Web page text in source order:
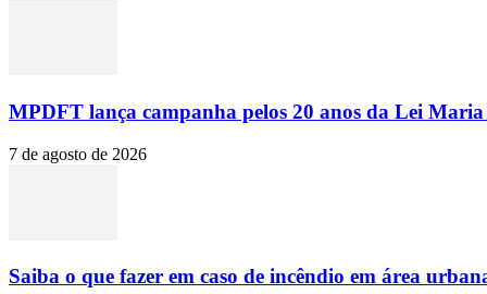
MPDFT lança campanha pelos 20 anos da Lei
7 de agosto de 2026
Saiba o que fazer em caso de incêndio em área